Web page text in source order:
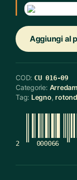
Aggiungi al
COD: CU 016-09
Categorie:
Tag: Legno,
2 000066